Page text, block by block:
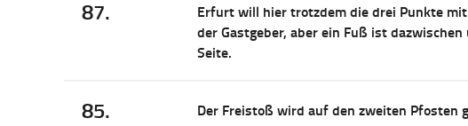
87.
Erfurt will hier trotzdem die drei Punkte
der Gastgeber, aber ein Fuß ist
Seite.
85. Der Freistoß wird auf den zweiten Pfosten